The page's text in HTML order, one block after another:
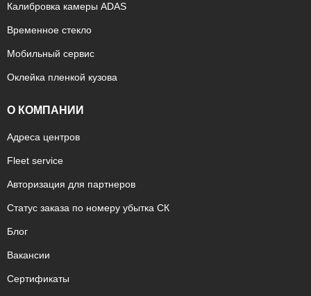
Калибровка камеры ADAS
Временное стекло
Мобильный сервис
Оклейка пленкой кузова
О КОМПАНИИ
Адреса центров
Fleet service
Авторизация для партнеров
Статус заказа по номеру убытка СК
Блог
Вакансии
Сертификаты